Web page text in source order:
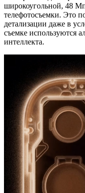
широкоугольной, 48
телефотосъемки. Это
детализации даже в
съемке используются
интеллекта.